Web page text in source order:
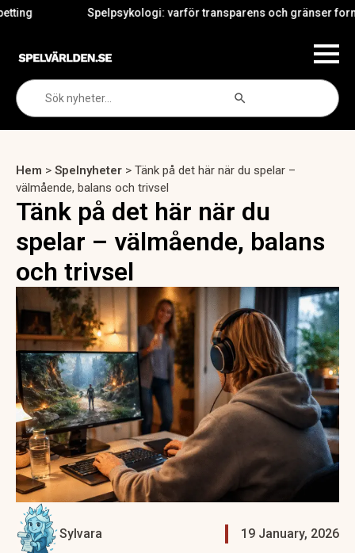
Spelpsykologi: varför transparens och gränser formar
for:
Hem > Spelnyheter > Tänk på det här när du spelar –
välmående, balans och trivsel
Tänk på det här när du
spelar – välmående, balans
och trivsel
Sylvara 19 January, 2026